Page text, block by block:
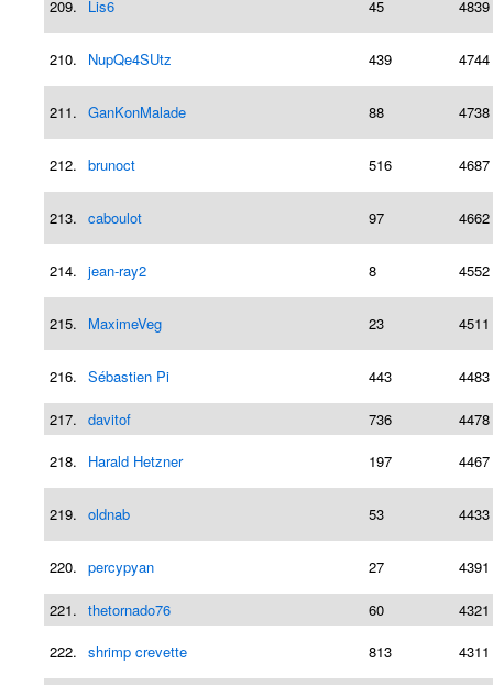
209. Lis6 45 4839
210. NupQe4SUtz 439 4744
211. GanKonMalade 88 4738
212. brunoct 516 4687
213. caboulot 97 4662
214. jean-ray2 8 4552
215. MaximeVeg 23 4511
216. Sébastien Pi 443 4483
217. davitof 736
4478
218.
Harald Hetzner 197 4467
219. oldnab 53 4433
220. percypyan 27 4391
221. thetornado76 60
4321
222. shrimp crevette 813 4311